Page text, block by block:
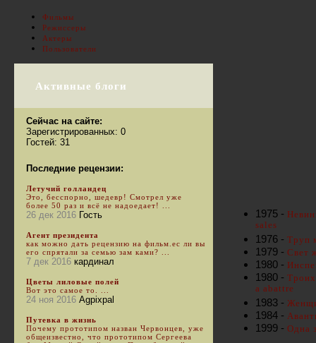
1975 -
sales
1976 - Труп
1979 - Свет
1980 -
1980 -
а abattre
1983 -
1984 -
1999 - Одна
Фильмы
Режиссеры
Актеры
Пользователи
Активные блоги
Сейчас на сайте:
Зарегистрированных: 0
Гостей: 31
Последние рецензии:
Летучий голландец
Это, бесспорно, шедевр! Смотрел уже
более 50 раз и всё не надоедает! ...
26 дек 2016 Гость
Агент президента
как можно дать рецензию на фильм.ес ли вы
его спрятали за семью зам ками? ...
7 дек 2016 кардинал
Цветы лиловые полей
Вот это самое то. ...
24 ноя 2016 Agpixpal
Путевка в жизнь
Почему прототипом назван Червонцев, уже
общеизвестно, что прототипом Сергеева